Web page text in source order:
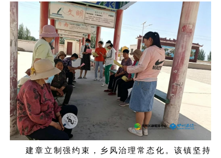
建章立制强约束，乡风治理常态化。该镇坚持